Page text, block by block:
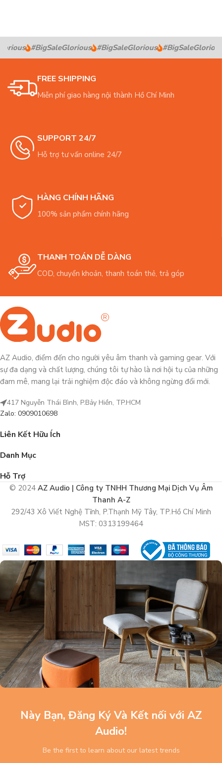
#BigSaleGlorious #BigSaleGlorious #BigSaleGlorious
FREE SHIPPING
Miễn phí giao hàng nội thành Hồ Chí Minh
SUPPORT 24/7
Hỗ trợ tư vấn online 24/7
HÀNG CHÍNH HÃNG
100% sản phẩm chính hãng
THANH TOÁN DỄ DÀNG
COD, chuyển khoản, thanh toán thẻ, trả góp
AZ Audio, điểm đến cho người yêu âm thanh và gaming gear. Với
sự đa dạng và chất lượng, chúng tôi tự hào là nơi hội tụ của những
đam mê, mang lại trải nghiệm độc đáo và không ngừng đổi mới.
417 Nguyễn Thái Bình, P.Bảy Hiền, TP.HCM
Zalo: 0909010698
Liên Kết Hữu Ích
Danh Mục
Hỗ Trợ
© 2024 AZ Audio | Công ty TNHH Thương Mại Dịch Vụ Âm
Thanh A-Z
292/43 Xô Viết Nghệ Tĩnh, P.Thạnh Mỹ Tây, TP.Hồ Chí Minh
MST: 0313199464
Này Bạn, Đăng Ký Và Kết nối với AZ
Audio!
Be the first to learn about our latest trends